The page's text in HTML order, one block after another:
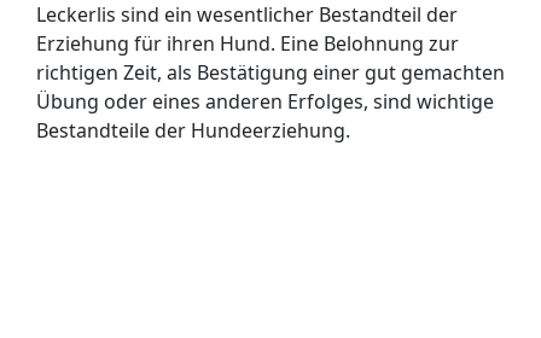
Leckerlis sind ein wesentlicher Bestandteil der
Erziehung für ihren Hund. Eine Belohnung zur
richtigen Zeit, als Bestätigung einer gut gemachten
Übung oder eines anderen Erfolges, sind wichtige
Bestandteile der Hundeerziehung.